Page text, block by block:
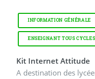
INFORMATION GÉNÉRALE
ENSEIGNANT TOUS CYCLES
Kit Internet Attitude
A destination des